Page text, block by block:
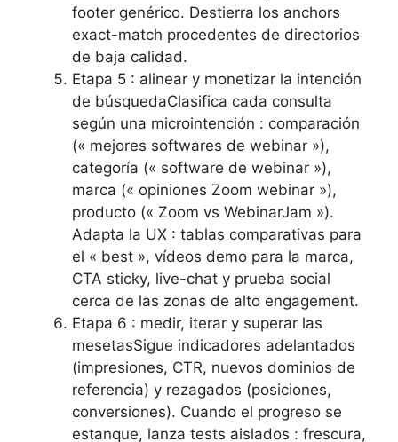
footer genérico. Destierra los anchors
exact-match procedentes de directorios
de baja calidad.
Etapa 5 : alinear y monetizar la intención
de búsquedaClasifica cada consulta
según una microintención : comparación
(« mejores softwares de webinar »),
categoría (« software de webinar »),
marca (« opiniones Zoom webinar »),
producto (« Zoom vs WebinarJam »).
Adapta la UX : tablas comparativas para
el « best », vídeos demo para la marca,
CTA sticky, live-chat y prueba social
cerca de las zonas de alto engagement.
Etapa 6 : medir, iterar y superar las
mesetasSigue indicadores adelantados
(impresiones, CTR, nuevos dominios de
referencia) y rezagados (posiciones,
conversiones). Cuando el progreso se
estanque, lanza tests aislados : frescura,